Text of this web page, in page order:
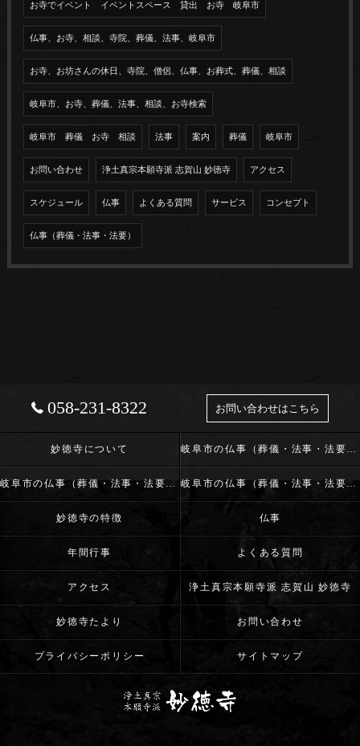
お寺でイベント イベントスペース 貸出 お寺 岐阜市
仏事、お寺、相談、寺院、葬儀、法事、岐阜市
お寺、お坊さんの休日、寺院、僧侶、仏事、お葬式、葬儀、相談
岐阜市、お寺、葬儀、法事、相談、お寺検索
岐阜市 葬儀 お寺 相談 法事 案内 葬儀 岐阜市
お問い合わせ 浄土真宗本願寺派 志賀山 妙徳寺 アクセス
スケジュール 仏事 よくある質問 サービス コンセプト
仏事（葬儀・法事・法要）
058-231-8322 お問い合わせはこちら
妙徳寺について 岐阜市の仏事（葬儀・法事・法要）･浄土真宗本願寺派 志賀山 妙徳寺の口コミ情報
岐阜市の仏事（葬儀・法事・法要）･浄土真宗本願寺派 志賀山 妙徳寺の評判 岐阜市の仏事（葬儀・法事・法要）･浄土真宗本願寺派 志賀山 妙徳寺のお客様の声
妙徳寺の特徴 仏事
年間行事 よくある質問
アクセス 浄土真宗本願寺派 志賀山 妙徳寺
妙徳寺たより お問い合わせ
プライバシーポリシー サイトマップ